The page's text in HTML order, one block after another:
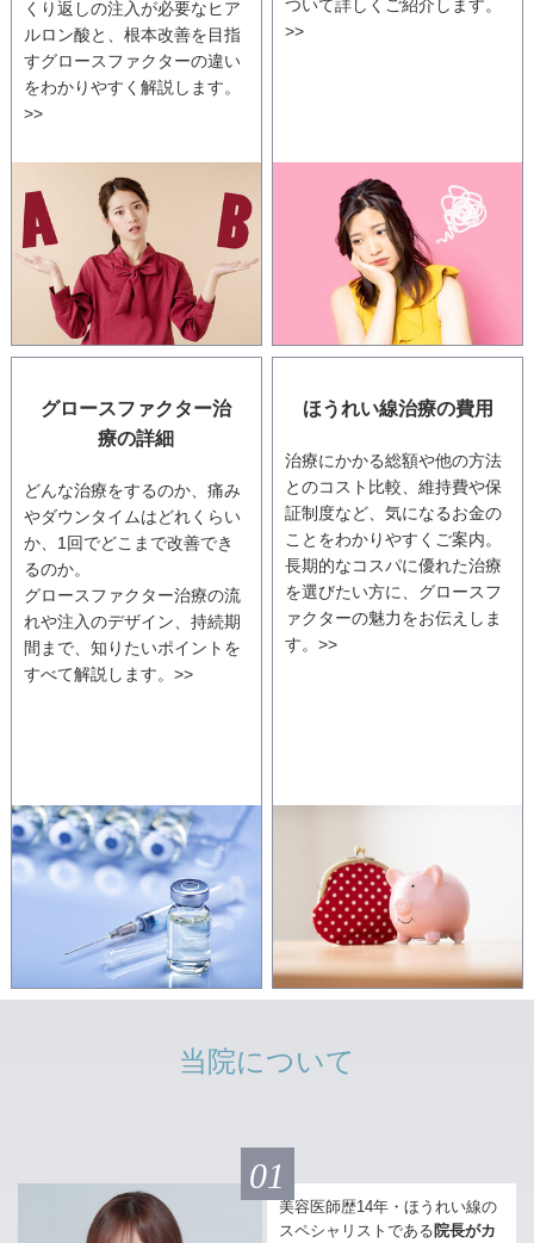
くり返しの注入が必要なヒア
ルロン酸と、根本改善を目指
すグロースファクターの違い
をわかりやすく解説します。
>>
ついて詳しくご紹介します。
>>
グロースファクター治
療の詳細
どんな治療をするのか、痛み
やダウンタイムはどれくらい
か、1回でどこまで改善でき
るのか。
グロースファクター治療の流
れや注入のデザイン、持続期
間まで、知りたいポイントを
すべて解説します。>>
ほうれい線治療の費用
治療にかかる総額や他の方法
とのコスト比較、維持費や保
証制度など、気になるお金の
ことをわかりやすくご案内。
長期的なコスパに優れた治療
を選びたい方に、グロースフ
ァクターの魅力をお伝えしま
す。>>
当院について
美容医師歴14年・ほうれい線の
スペシャリストである 院長がカ
01